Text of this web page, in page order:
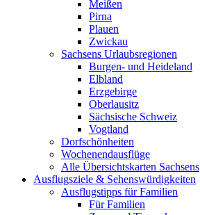
Meißen
Pirna
Plauen
Zwickau
Sachsens Urlaubsregionen
Burgen- und Heideland
Elbland
Erzgebirge
Oberlausitz
Sächsische Schweiz
Vogtland
Dorfschönheiten
Wochenendausflüge
Alle Übersichtskarten Sachsens
Ausflugsziele & Sehenswürdigkeiten
Ausflugstipps für Familien
Für Familien